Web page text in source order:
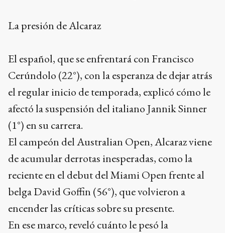
La presión de Alcaraz
El español, que se enfrentará con Francisco
Cerúndolo (22°), con la esperanza de dejar atrás
el regular inicio de temporada, explicó cómo le
afectó la suspensión del italiano Jannik Sinner
(1°) en su carrera.
El campeón del Australian Open, Alcaraz viene
de acumular derrotas inesperadas, como la
reciente en el debut del Miami Open frente al
belga David Goffin (56°), que volvieron a
encender las críticas sobre su presente.
En ese marco, reveló cuánto le pesó la